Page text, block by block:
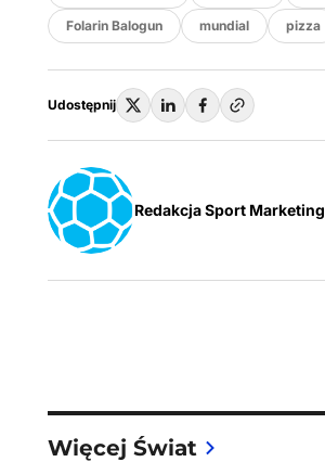
Folarin Balogun mundial pizza
Udostępnij
Redakcja Sport Marketing
Więcej Świat